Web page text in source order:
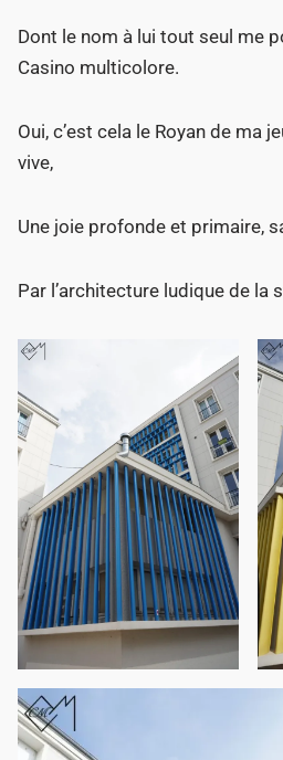
Dont le nom à lui tout seul me
Casino multicolore.
Oui, c’est cela le Royan de ma
vive,
Une joie profonde et primaire,
Par l’architecture ludique de la